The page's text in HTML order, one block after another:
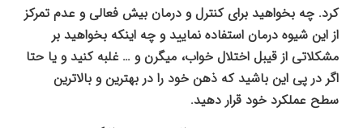
کرد. چه بخواهید برای کنترل و درمان بیش فعالی و عدم تمرکز
از این شیوه درمان استفاده نمایید و چه اینکه بخواهید بر
مشکلاتی از قیبل اختلال خواب، میگرن و … غلبه کنید و یا حتا
اگر در پی این باشید که ذهن خود را در بهترین و بالاترین
سطح عملکرد خود قرار دهید.